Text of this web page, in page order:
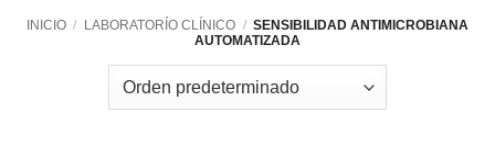
INICIO / LABORATORÍO CLÍNICO / SENSIBILIDAD ANTIMICROBIANA
AUTOMATIZADA